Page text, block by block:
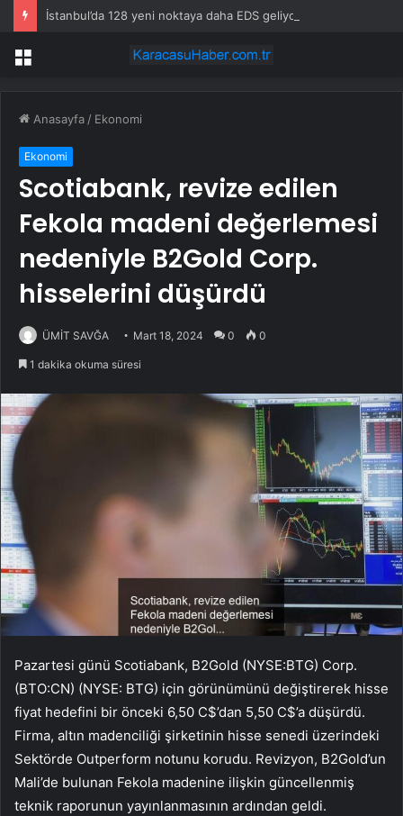
İstanbul’da 128 yeni noktaya daha EDS geliyor
Menü
Anasayfa / Ekonomi
Ekonomi
Scotiabank, revize edilen
Fekola madeni değerlemesi
nedeniyle B2Gold Corp.
hisselerini düşürdü
ÜMİT SAVĞA Mart 18, 2024 0 0
1 dakika okuma süresi
Pazartesi günü Scotiabank, B2Gold (NYSE:BTG) Corp.
(BTO:CN) (NYSE: BTG) için görünümünü değiştirerek hisse
fiyat hedefini bir önceki 6,50 C$’dan 5,50 C$’a düşürdü.
Firma, altın madenciliği şirketinin hisse senedi üzerindeki
Sektörde Outperform notunu korudu. Revizyon, B2Gold’un
Mali’de bulunan Fekola madenine ilişkin güncellenmiş
teknik raporunun yayınlanmasının ardından geldi.